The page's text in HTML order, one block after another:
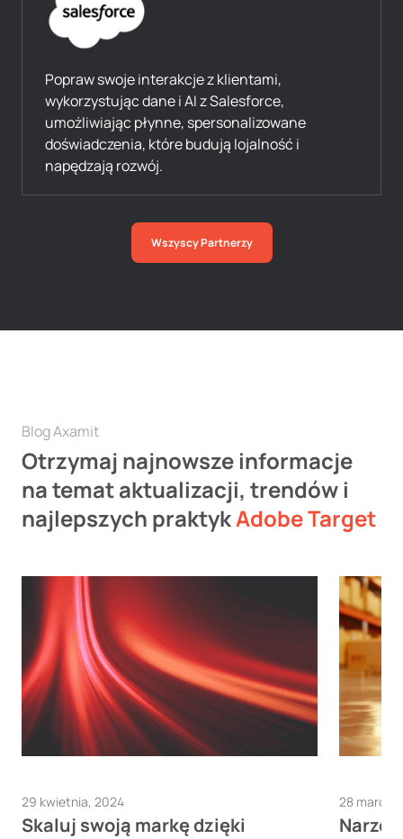
Popraw swoje interakcje z klientami,
wykorzystując dane i AI z Salesforce,
umożliwiając płynne, spersonalizowane
doświadczenia, które budują lojalność i
napędzają rozwój.
Wszyscy Partnerzy
Blog Axamit
Otrzymaj najnowsze informacje
na temat aktualizacji, trendów i
najlepszych praktykAdobe Target
29 kwietnia, 2024
Skaluj swoją markę dzięki
28 marca,